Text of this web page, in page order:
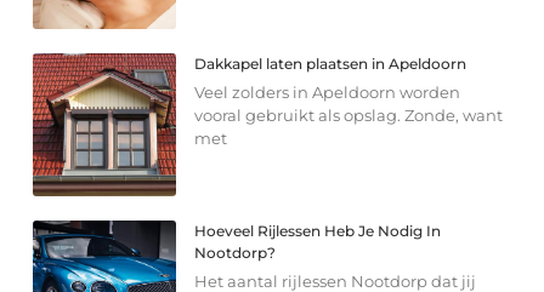
Dakkapel laten plaatsen in Apeldoorn
Veel zolders in Apeldoorn worden
vooral gebruikt als opslag. Zonde, want
met
Hoeveel Rijlessen Heb Je Nodig In
Nootdorp?
Het aantal rijlessen Nootdorp dat jij